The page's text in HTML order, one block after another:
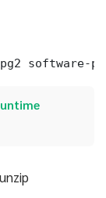
software-